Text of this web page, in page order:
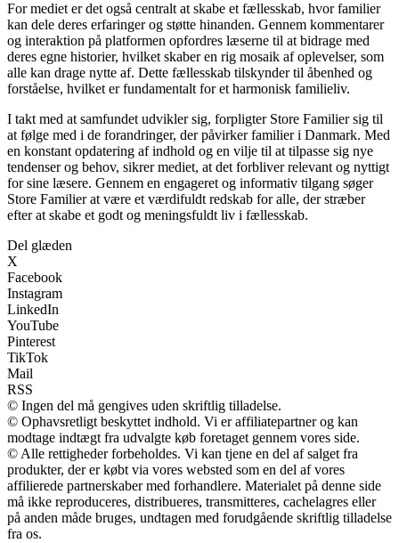
For mediet er det også centralt at skabe et fællesskab, hvor familier
kan dele deres erfaringer og støtte hinanden. Gennem kommentarer
og interaktion på platformen opfordres læserne til at bidrage med
deres egne historier, hvilket skaber en rig mosaik af oplevelser, som
alle kan drage nytte af. Dette fællesskab tilskynder til åbenhed og
forståelse, hvilket er fundamentalt for et harmonisk familieliv.
I takt med at samfundet udvikler sig, forpligter Store Familier sig til
at følge med i de forandringer, der påvirker familier i Danmark. Med
en konstant opdatering af indhold og en vilje til at tilpasse sig nye
tendenser og behov, sikrer mediet, at det forbliver relevant og nyttigt
for sine læsere. Gennem en engageret og informativ tilgang søger
Store Familier at være et værdifuldt redskab for alle, der stræber
efter at skabe et godt og meningsfuldt liv i fællesskab.
Del glæden
X
Facebook
Instagram
LinkedIn
YouTube
Pinterest
TikTok
Mail
RSS
© Ingen del må gengives uden skriftlig tilladelse.
© Ophavsretligt beskyttet indhold. Vi er affiliatepartner og kan
modtage indtægt fra udvalgte køb foretaget gennem vores side.
© Alle rettigheder forbeholdes. Vi kan tjene en del af salget fra
produkter, der er købt via vores websted som en del af vores
affilierede partnerskaber med forhandlere. Materialet på denne side
må ikke reproduceres, distribueres, transmitteres, cachelagres eller
på anden måde bruges, undtagen med forudgående skriftlig tilladelse
fra os.